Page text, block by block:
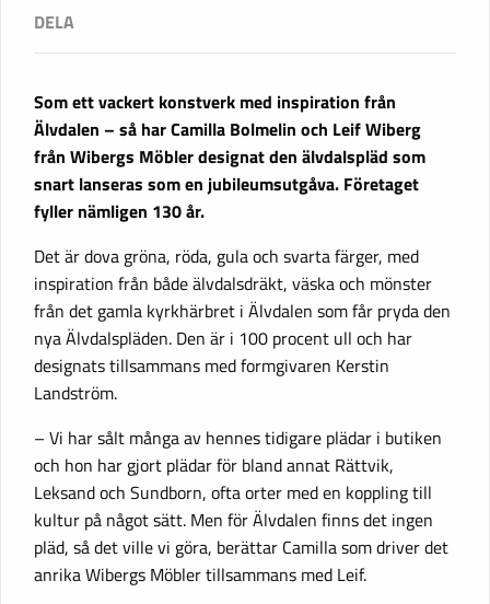
Som ett vackert konstverk med inspiration från
Älvdalen – så har Camilla Bolmelin och Leif Wiberg
från Wibergs Möbler designat den älvdalspläd som
snart lanseras som en jubileumsutgåva. Företaget
fyller nämligen 130 år.
Det är dova gröna, röda, gula och svarta färger, med
inspiration från både älvdalsdräkt, väska och mönster
från det gamla kyrkhärbret i Älvdalen som får pryda den
nya Älvdalspläden. Den är i 100 procent ull och har
designats tillsammans med formgivaren Kerstin
Landström.
– Vi har sålt många av hennes tidigare plädar i butiken
och hon har gjort plädar för bland annat Rättvik,
Leksand och Sundborn, ofta orter med en koppling till
kultur på något sätt. Men för Älvdalen finns det ingen
pläd, så det ville vi göra, berättar Camilla som driver det
anrika Wibergs Möbler tillsammans med Leif.